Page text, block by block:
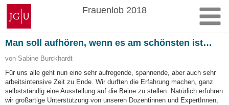
Zum
Inhalt
springen
Johannes
Gutenberg-
Universität
Mainz
Frauenlob 2018
Man soll aufhören, wenn es am schönsten ist…
von Sabine Burckhardt
Für uns alle geht nun eine sehr aufregende, spannende, aber auch sehr
arbeitsintensive Zeit zu Ende. Wir durften die Erfahrung machen, ganz
selbstständig eine Ausstellung auf die Beine zu stellen. Natürlich erfuhren
wir großartige Unterstützung von unseren Dozentinnen und ExpertInnen,